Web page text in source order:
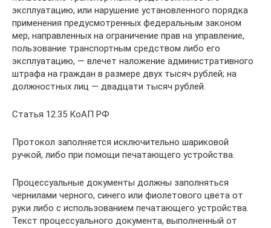
эксплуатацию, или нарушение установленного порядка
применения предусмотренных федеральным законом
мер, направленных на ограничение прав на управление,
пользование транспортным средством либо его
эксплуатацию, — влечет наложение административного
штрафа на граждан в размере двух тысяч рублей; на
должностных лиц — двадцати тысяч рублей.
Статья 12.35 КоАП РФ
Протокол заполняется исключительно шариковой
ручкой, либо при помощи печатающего устройства.
Процессуальные документы должны заполняться
чернилами черного, синего или фиолетового цвета от
руки либо с использованием печатающего устройства.
Текст процессуального документа, выполненный от